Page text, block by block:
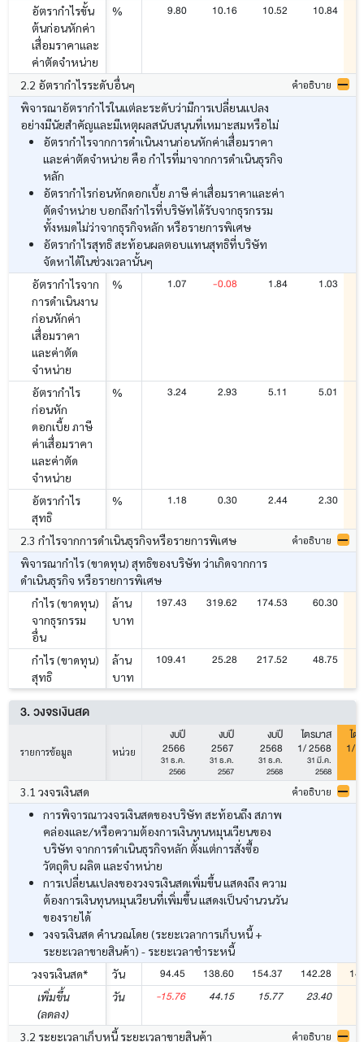
อัตรากำไรขั้น
ต้นก่อนหักค่า
เสื่อมราคาและ
ค่าตัดจำหน่าย
% 9.80 10.16 10.52 10.84
2.2 อัตรากำไรระดับอื่นๆ คำอธิบาย
พิจารณาอัตรากำไรในแต่ละระดับว่ามีการเปลี่ยนแปลง
อย่างมีนัยสำคัญและมีเหตุผลสนับสนุนที่เหมาะสมหรือไม่
อัตรากำไรจากการดำเนินงานก่อนหักค่าเสื่อมราคา
และค่าตัดจำหน่าย คือ กำไรที่มาจากการดำเนินธุรกิจ
หลัก
อัตรากำไรก่อนหักดอกเบี้ย ภาษี ค่าเสื่อมราคาและค่า
ตัดจำหน่าย บอกถึงกำไรที่บริษัทได้รับจากธุรกรรม
ทั้งหมดไม่ว่าจากธุรกิจหลัก หรือรายการพิเศษ
อัตรากำไรสุทธิ สะท้อนผลตอบแทนสุทธิที่บริษัท
จัดหาได้ในช่วงเวลานั้นๆ
อัตรากำไรจาก
การดำเนินงาน
ก่อนหักค่า
เสื่อมราคา
และค่าตัด
จำหน่าย
% 1.07 -0.08 1.84 1.03
อัตรากำไร
ก่อนหัก
ดอกเบี้ย ภาษี
ค่าเสื่อมราคา
และค่าตัด
จำหน่าย
% 3.24 2.93 5.11 5.01
อัตรากำไร
สุทธิ
% 1.18 0.30 2.44 2.30
2.3 กำไรจากการดำเนินธุรกิจหรือรายการพิเศษ คำอธิบาย
พิจารณากำไร (ขาดทุน) สุทธิของบริษัท ว่าเกิดจากการ
ดำเนินธุรกิจ หรือรายการพิเศษ
กำไร (ขาดทุน)
จากธุรกรรม
อื่น
ล้าน
บาท
197.43 319.62 174.53 60.30
กำไร (ขาดทุน)
สุทธิ
ล้าน
บาท
109.41 25.28 217.52 48.75
3. วงจรเงินสด
รายการข้อมูล หน่วย
งบปี
2566
31 ธ.ค.
2566
งบปี
2567
31 ธ.ค.
2567
งบปี
2568
31 ธ.ค.
2568
ไตรมาส
1/ 2568
31 มี.ค.
2568
ไต
1/
3.1 วงจรเงินสด คำอธิบาย
การพิจารณาวงจรเงินสดของบริษัท สะท้อนถึง สภาพ
คล่องและ/หรือความต้องการเงินทุนหมุนเวียนของ
บริษัท จากการดำเนินธุรกิจหลัก ตั้งแต่การสั่งซื้อ
วัตถุดิบ ผลิต และจำหน่าย
การเปลี่ยนแปลงของวงจรเงินสดเพิ่มขึ้น แสดงถึง ความ
ต้องการเงินทุนหมุนเวียนที่เพิ่มขึ้น แสดงเป็นจำนวนวัน
ของรายได้
วงจรเงินสด คำนวณโดย (ระยะเวลาการเก็บหนี้ +
ระยะเวลาขายสินค้า) - ระยะเวลาชำระหนี้
วงจรเงินสด*
วัน 94.45 138.60 154.37 142.28
เพิ่มขึ้น
(ลดลง)
วัน -15.76 44.15 15.77 23.40
3.2 ระยะเวลาเก็บหนี้ ระยะเวลาขายสินค้า คำอธิบาย